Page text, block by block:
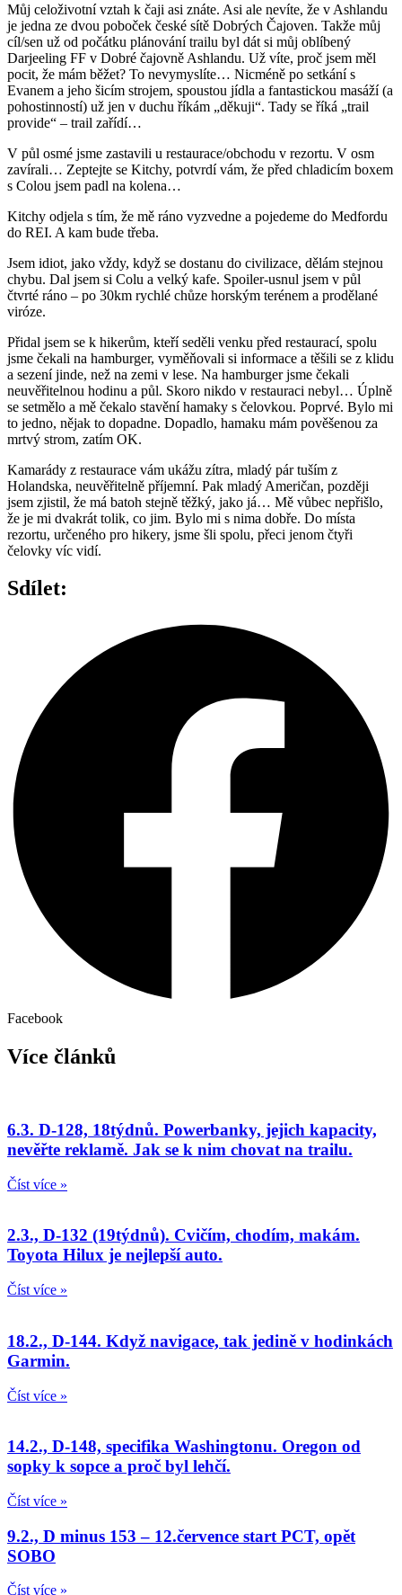
Můj celoživotní vztah k čaji asi znáte. Asi ale nevíte, že v Ashlandu
je jedna ze dvou poboček české sítě Dobrých Čajoven. Takže můj
cíl/sen už od počátku plánování trailu byl dát si můj oblíbený
Darjeeling FF v Dobré čajovně Ashlandu. Už víte, proč jsem měl
pocit, že mám běžet? To nevymyslíte… Nicméně po setkání s
Evanem a jeho šicím strojem, spoustou jídla a fantastickou masáží (a
pohostinností) už jen v duchu říkám „děkuji“. Tady se říká „trail
provide“ – trail zařídí…
V půl osmé jsme zastavili u restaurace/obchodu v rezortu. V osm
zavírali… Zeptejte se Kitchy, potvrdí vám, že před chladicím boxem
s Colou jsem padl na kolena…
Kitchy odjela s tím, že mě ráno vyzvedne a pojedeme do Medfordu
do REI. A kam bude třeba.
Jsem idiot, jako vždy, když se dostanu do civilizace, dělám stejnou
chybu. Dal jsem si Colu a velký kafe. Spoiler-usnul jsem v půl
čtvrté ráno – po 30km rychlé chůze horským terénem a prodělané
viróze.
Přidal jsem se k hikerům, kteří seděli venku před restaurací, spolu
jsme čekali na hamburger, vyměňovali si informace a těšili se z klidu
a sezení jinde, než na zemi v lese. Na hamburger jsme čekali
neuvěřitelnou hodinu a půl. Skoro nikdo v restauraci nebyl… Úplně
se setmělo a mě čekalo stavění hamaky s čelovkou. Poprvé. Bylo mi
to jedno, nějak to dopadne. Dopadlo, hamaku mám pověšenou za
mrtvý strom, zatím OK.
Kamarády z restaurace vám ukážu zítra, mladý pár tuším z
Holandska, neuvěřitelně příjemní. Pak mladý Američan, později
jsem zjistil, že má batoh stejně těžký, jako já… Mě vůbec nepřišlo,
že je mi dvakrát tolik, co jim. Bylo mi s nima dobře. Do místa
rezortu, určeného pro hikery, jsme šli spolu, přeci jenom čtyři
čelovky víc vidí.
Sdílet:
Facebook
Více článků
6.3. D-128, 18týdnů. Powerbanky, jejich kapacity,
nevěřte reklamě. Jak se k nim chovat na trailu.
Číst více »
2.3., D-132 (19týdnů). Cvičím, chodím, makám.
Toyota Hilux je nejlepší auto.
Číst více »
18.2., D-144. Když navigace, tak jedině v hodinkách
Garmin.
Číst více »
14.2., D-148, specifika Washingtonu. Oregon od
sopky k sopce a proč byl lehčí.
Číst více »
9.2., D minus 153 – 12.července start PCT, opět
SOBO
Číst více »